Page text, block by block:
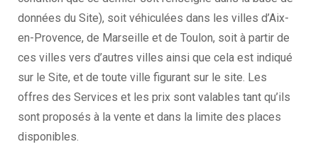
données du Site), soit véhiculées dans les villes d’Aix-
en-Provence, de Marseille et de Toulon, soit à partir de
ces villes vers d’autres villes ainsi que cela est indiqué
sur le Site, et de toute ville figurant sur le site. Les
offres des Services et les prix sont valables tant qu’ils
sont proposés à la vente et dans la limite des places
disponibles.